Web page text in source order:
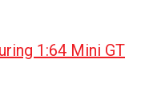
1:64 Mini GT